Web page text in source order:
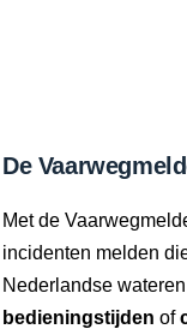
De
Met de
incidenten melden
Nederlandse
bedieningstijden of